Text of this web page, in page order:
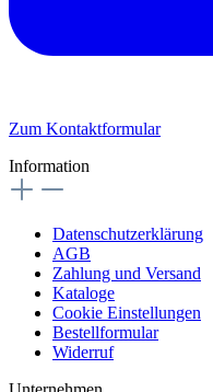
Zum Kontaktformular
Information
Datenschutzerklärung
AGB
Zahlung und Versand
Kataloge
Cookie Einstellungen
Bestellformular
Widerruf